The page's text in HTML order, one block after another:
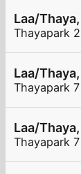
Laa/
Thayapark
Laa/
Thayapark 7
Laa/
Thayapark 7